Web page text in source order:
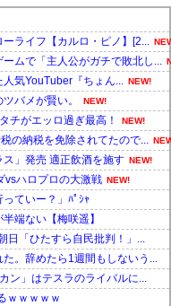
ーライフ【カルロ・ピノ】[2...
ームで「主人公がガチで敗北し...
気YouTuber『ちょん... NEW!
バメが賢い。 NEW!
チがエッロ過ぎ最高！ NEW!
の納税を免除されてたので...
ス」発売 適正飲酒を施す NEW!
vsハロプロの大激戦 NEW!
ていー？」ﾊﾟｼｬ
端ない【梅咲遥】
日「ひたすら自民批判！」...
。辞めたら1週間もしないう...
ン」はテスラのライバルに...
ｗｗｗｗｗ